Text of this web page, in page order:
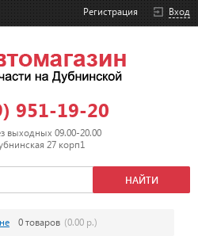
Вход
Регистрация
951-19-20
выходных 09.00-20.00
27 корп1
0 товаров (0.00 р.)